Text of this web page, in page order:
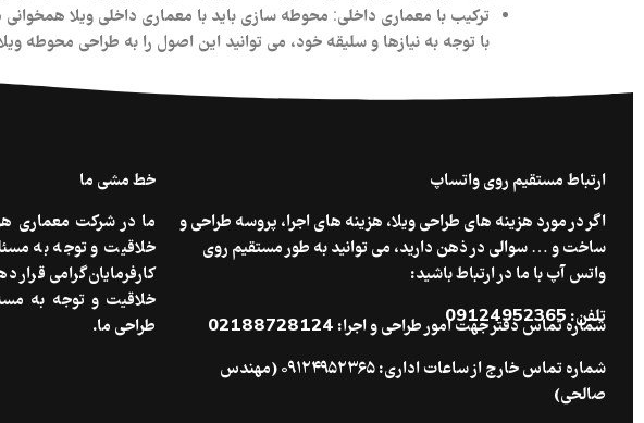
ترکیب با معماری داخلی: محوطه‌ سازی باید با معماری داخلی ویلا
با توجه به نیازها و سلیقه‌ خود، می‌ توانید این اصول را به طراحی محوطه‌
ارتباط مستقیم روی واتساپ
اگر در مورد هزینه های طراحی ویلا، هزینه های اجرا، پروسه طراحی و
ساخت و … سوالی در ذهن دارید، می توانید به طور مستقیم روی
واتس آپ با ما در ارتباط باشید:
تلفن: 09124952365
شماره تماس دفتر جهت امور طراحی و اجرا: 02188728124
شماره تماس خارج از ساعات اداری: ۰۹۱۲۴۹۵۲۳۶۵ (مهندس
صالحی)
خط مشی ما
ما در شرکت معماری
خلاقیت و توجه به
کارفرمایان گرامی
خلاقیت و توجه به
طراحی ما.